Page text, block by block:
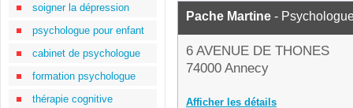
soigner la dépression
psychologue pour enfant
cabinet de psychologue
formation psychologue
thérapie cognitive
Pache Martine -
6 AVENUE DE THONES
74000 Annecy
Afficher les détails